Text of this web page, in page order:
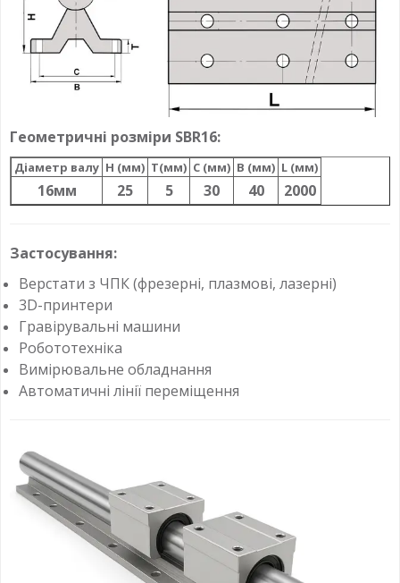
Геометричні розміри SBR16:
Діаметр валу H (мм) T(мм) C (мм) B (мм) L (мм)
16мм 25 5 30 40 2000
Застосування:
Верстати з ЧПК (фрезерні, плазмові, лазерні)
3D-принтери
Гравірувальні машини
Робототехніка
Вимірювальне обладнання
Автоматичні лінії переміщення